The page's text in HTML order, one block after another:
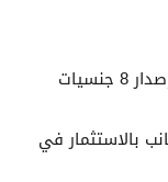
بوابة إسطنبول تحقق نجاحات جديدة: إصدار 8 جنسيات
بالاستثمار في